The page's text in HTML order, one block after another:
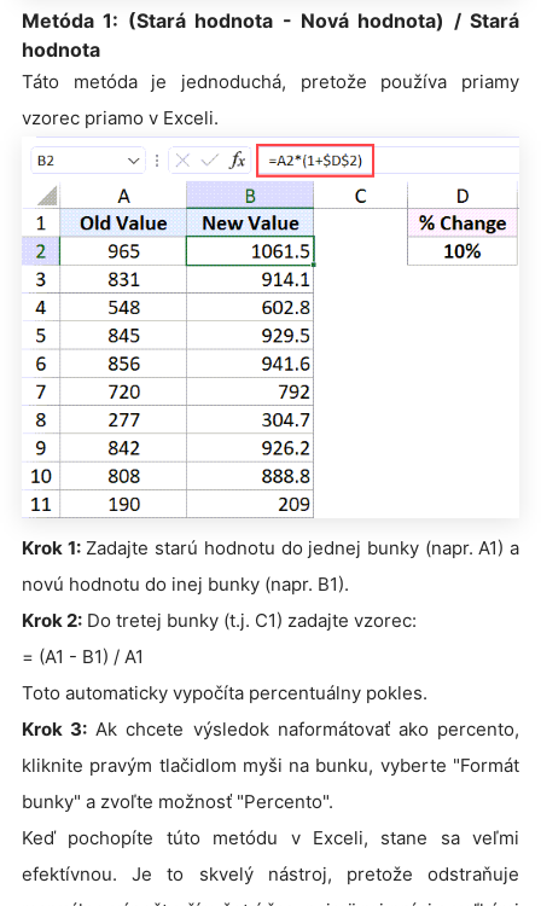
Metóda 1: (Stará hodnota - Nová hodnota) / Stará
hodnota
Táto metóda je jednoduchá, pretože používa priamy
vzorec priamo v Exceli.
Krok 1:Zadajte starú hodnotu do jednej bunky (napr. A1) a
novú hodnotu do inej bunky (napr. B1).
Krok 2: Do tretej bunky (t.j. C1) zadajte vzorec:
= (A1 - B1) / A1
Toto automaticky vypočíta percentuálny pokles.
Krok 3: Ak chcete výsledok naformátovať ako percento,
kliknite pravým tlačidlom myši na bunku, vyberte "Formát
bunky" a zvoľte možnosť "Percento".
Keď pochopíte túto metódu v Exceli, stane sa veľmi
efektívnou. Je to skvelý nástroj, pretože odstraňuje